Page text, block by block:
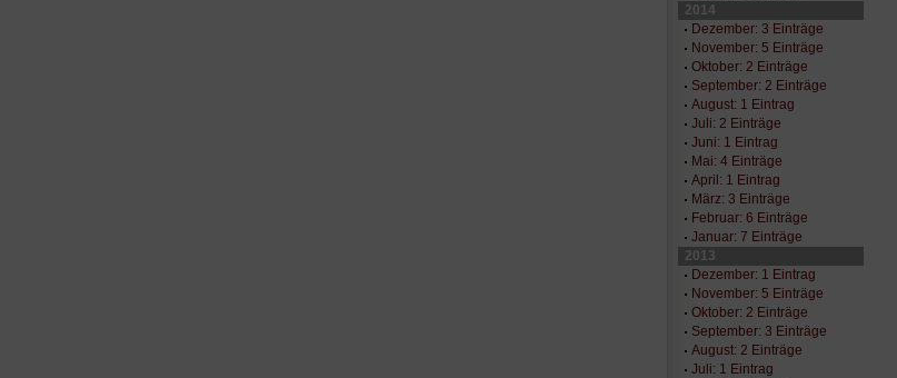
2014
Dezember: 3 Einträge
November: 5 Einträge
Oktober: 2 Einträge
September: 2 Einträge
August: 1 Eintrag
Juli: 2 Einträge
Juni: 1 Eintrag
Mai: 4 Einträge
April: 1 Eintrag
März: 3 Einträge
Februar: 6 Einträge
Januar: 7 Einträge
2013
Dezember: 1 Eintrag
November: 5 Einträge
Oktober: 2 Einträge
September: 3 Einträge
August: 2 Einträge
Juli: 1 Eintrag